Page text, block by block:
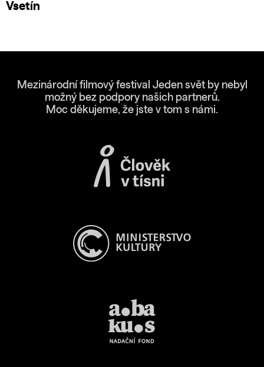
Vsetín
Mezinárodní filmový festival Jeden svět by nebyl
možný bez podpory našich partnerů.
Moc děkujeme, že jste v tom s námi.